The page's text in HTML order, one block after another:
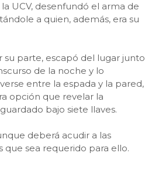
UCV, desenfundó el arma de
a quien, además, era su
su parte, escapó del lugar junto
de la noche y lo
entre la espada y la pared,
opción que revelar la
bajo siete llaves.
deberá acudir a las
que sea requerido para ello.